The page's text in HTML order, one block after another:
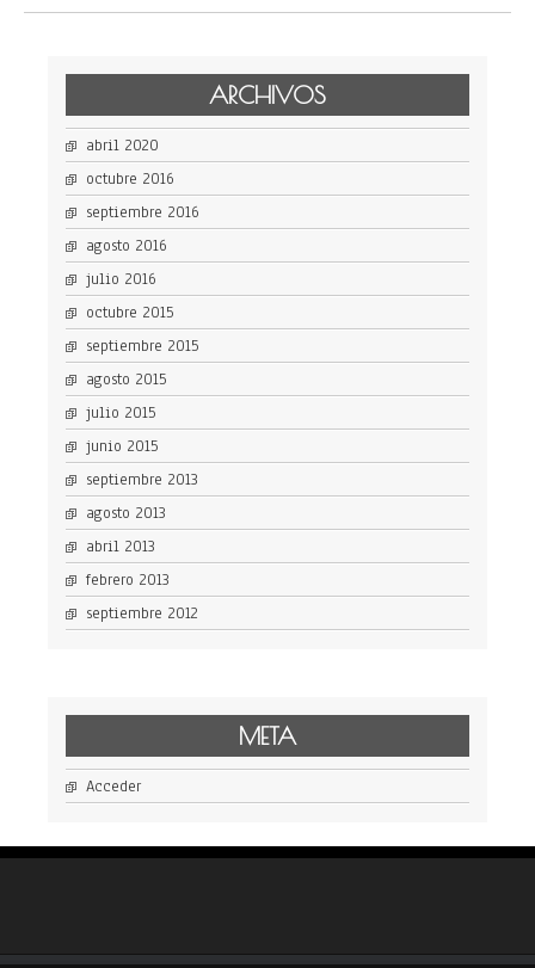
ARCHIVOS
abril 2020
octubre 2016
septiembre 2016
agosto 2016
julio 2016
octubre 2015
septiembre 2015
agosto 2015
julio 2015
junio 2015
septiembre 2013
agosto 2013
abril 2013
febrero 2013
septiembre 2012
META
Acceder